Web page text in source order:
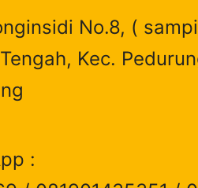
No.8, (
Kec.
: